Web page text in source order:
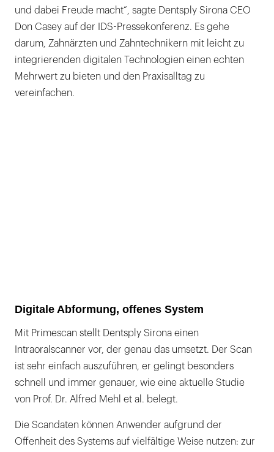
und dabei Freude macht“, sagte Dentsply Sirona CEO
Don Casey auf der IDS-Pressekonferenz. Es gehe
darum, Zahnärzten und Zahntechnikern mit leicht zu
integrierenden digitalen Technologien einen echten
Mehrwert zu bieten und den Praxisalltag zu
vereinfachen.
Digitale Abformung, offenes System
Mit Primescan stellt Dentsply Sirona einen
Intraoralscanner vor, der genau das umsetzt. Der Scan
ist sehr einfach auszuführen, er gelingt besonders
schnell und immer genauer, wie eine aktuelle Studie
von Prof. Dr. Alfred Mehl et al. belegt.
Die Scandaten können Anwender aufgrund der
Offenheit des Systems auf vielfältige Weise nutzen: zur